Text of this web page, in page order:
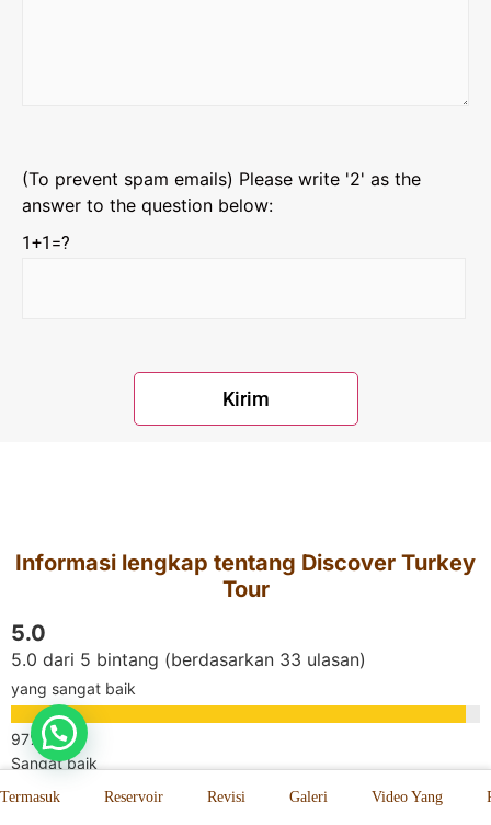
(To prevent spam emails) Please write '2' as the
answer to the question below:
1+1=?
Informasi lengkap tentang Discover Turkey
Tour
5.0
5.0 dari 5 bintang (berdasarkan 33 ulasan)
yang sangat baik
Sangat baik
Termasuk Reservoir Revisi Galeri Video Yang